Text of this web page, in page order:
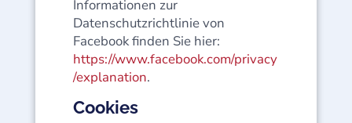
Informationen zur
Datenschutzrichtlinie von
Facebook finden Sie hier:
https://www.facebook.com/privacy
/explanation.
Cookies